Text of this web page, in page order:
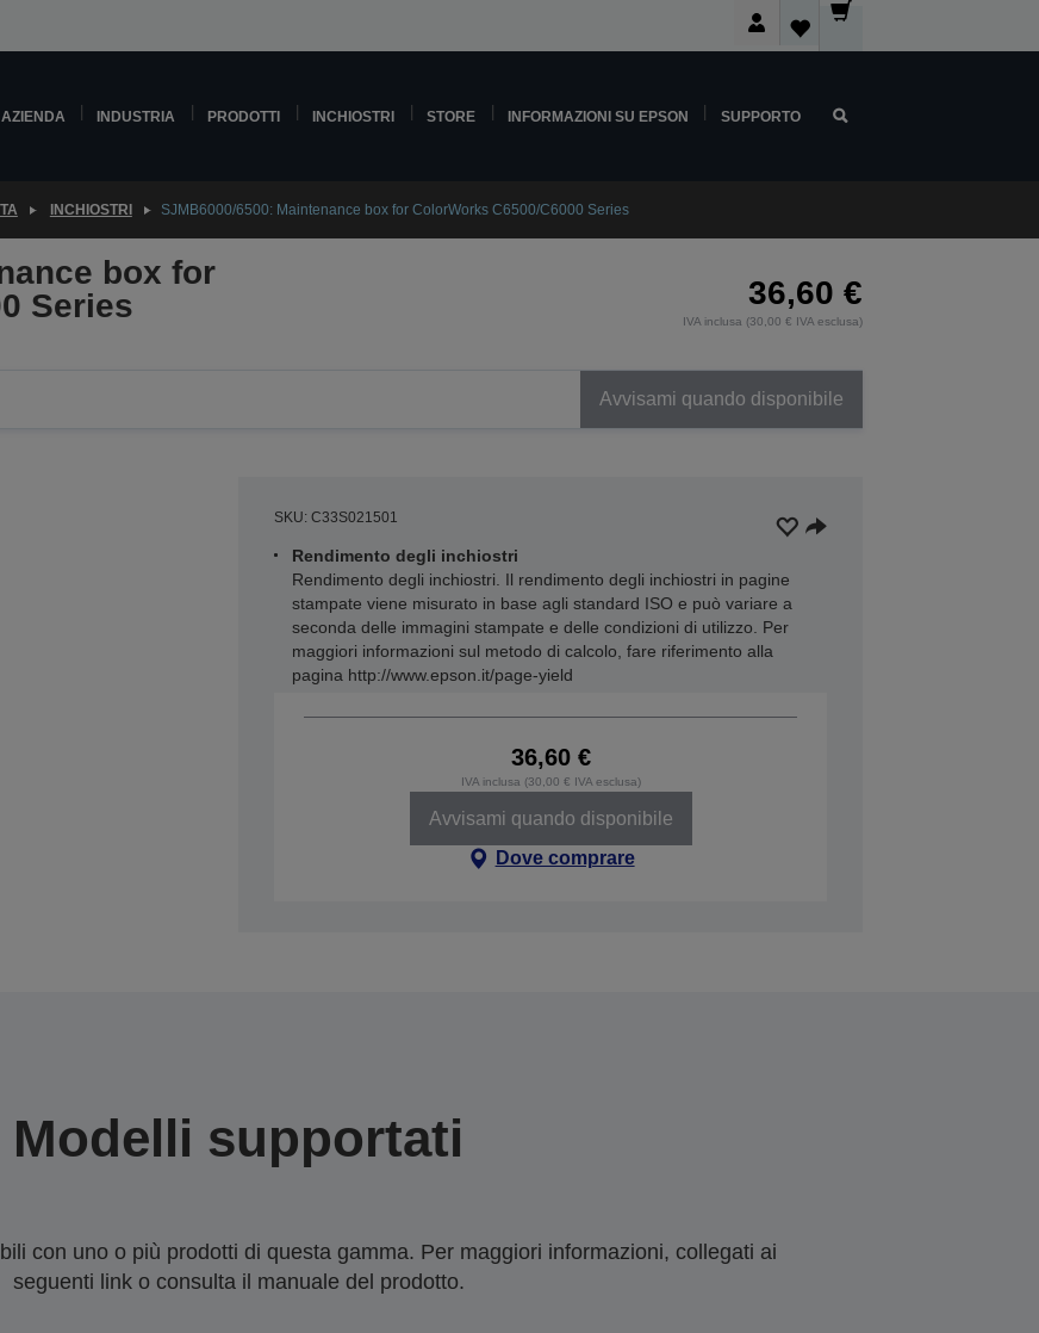
AZIENDA INDUSTRIA PRODOTTI INCHIOSTRI STORE INFORMAZIONI SU EPSON SUPPORTO
INCHIOSTRI SJMB6000/6500: Maintenance box for ColorWorks C6500/C6000 Series
box for
Series
36,60 €
IVA inclusa (30,00 € IVA esclusa)
Avvisami quando disponibile
SKU: C33S021501
Rendimento degli inchiostri
Rendimento degli inchiostri. Il rendimento degli inchiostri in pagine
stampate viene misurato in base agli standard ISO e può variare a
seconda delle immagini stampate e delle condizioni di utilizzo. Per
maggiori informazioni sul metodo di calcolo, fare riferimento alla
pagina http://www.epson.it/page-yield
36,60 €
IVA inclusa (30,00 € IVA esclusa)
Avvisami quando disponibile
Dove comprare
Modelli supportati
con uno o più prodotti di questa gamma. Per maggiori informazioni, collegati ai
seguenti link o consulta il manuale del prodotto.